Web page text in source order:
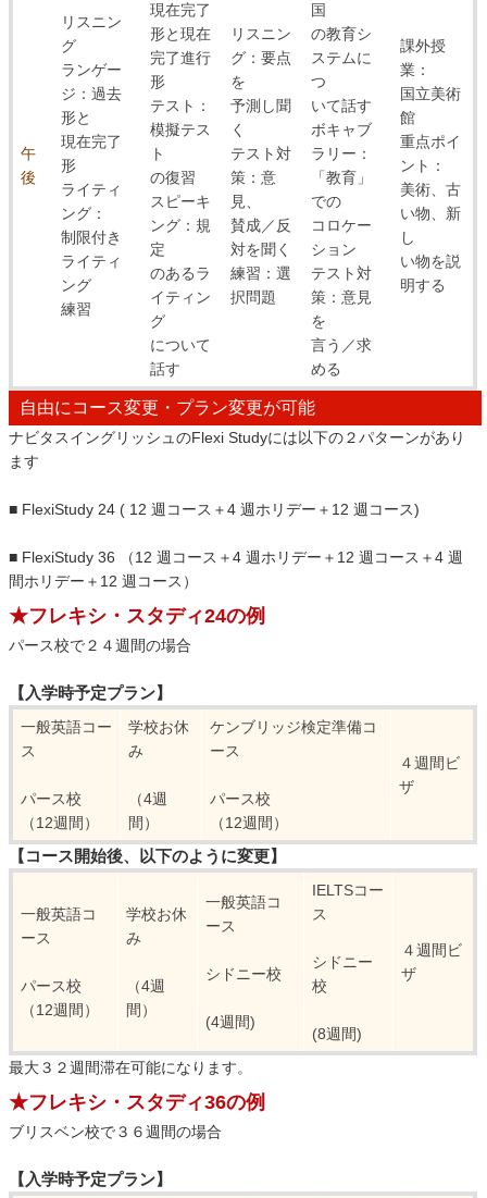
午
後
リスニン
グ
ランゲー
ジ：過去
形と
現在完了
形
ライティ
ング：
制限付き
ライティ
ング
練習
現在完了
形と現在
完了進行
形
テスト：
模擬テス
ト
の復習
スピーキ
ング：規
定
のあるラ
イティン
グ
について
話す
リスニン
グ：要点
を
予測し聞
く
テスト対
策：意
見、
賛成／反
対を聞く
練習：選
択問題
国
の教育シ
ステムに
つ
いて話す
ボキャブ
ラリー：
「教育」
での
コロケー
ション
テスト対
策：意見
を
言う／求
める
課外授
業：
国立美術
館
重点ポイ
ント：
美術、古
い物、新
し
い物を説
明する
自由にコース変更・プラン変更が可能
ナビタスイングリッシュのFlexi Studyには以下の２パターンがあり
ます
■ FlexiStudy 24 ( 12 週コース＋4 週ホリデー＋12 週コース)
■ FlexiStudy 36 （12 週コース＋4 週ホリデー＋12 週コース＋4 週
間ホリデー＋12 週コース）
★フレキシ・スタディ24の例
パース校で２４週間の場合
【入学時予定プラン】
一般英語コー
ス
パース校
（12週間）
学校お休
み
（4週
間）
ケンブリッジ検定準備コ
ース
パース校
（12週間）
４週間ビ
ザ
【コース開始後、以下のように変更】
一般英語コ
ース
パース校
（12週間）
学校お休
み
（4週
間）
一般英語コ
ース
シドニー校
(4週間)
IELTSコー
ス
シドニー
校
(8週間)
４週間ビ
ザ
最大３２週間滞在可能になります。
★フレキシ・スタディ36の例
ブリスベン校で３６週間の場合
【入学時予定プラン】